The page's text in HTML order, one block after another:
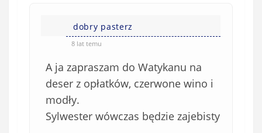
dobry pasterz
8 lat temu
A ja zapraszam do Watykanu na
deser z opłatków, czerwone wino i
modły.
Sylwester wówczas będzie zajebisty